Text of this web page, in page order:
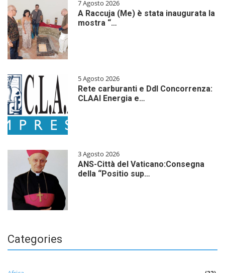
7 Agosto 2026
A Raccuja (Me) è stata inaugurata la
mostra “…
5 Agosto 2026
Rete carburanti e Ddl Concorrenza:
CLAAI Energia e…
3 Agosto 2026
ANS-Città del Vaticano:Consegna
della “Positio sup…
Categories